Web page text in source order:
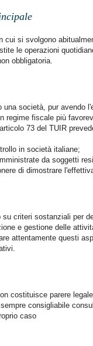
cui si svolgono
le operazioni
obbligatoria.
una società, pur avendo
regime fiscale più
73 del TUIR
in società italiane;
da soggetti
di dimostrare
criteri sostanziali per
e gestione delle
attentamente questi
costituisce parere
consigliabile
caso